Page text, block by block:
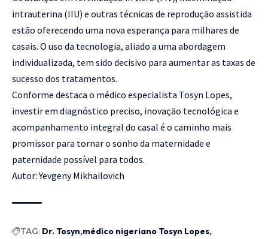
intrauterina (IIU) e outras técnicas de reprodução assistida
estão oferecendo uma nova esperança para milhares de
casais. O uso da tecnologia, aliado a uma abordagem
individualizada, tem sido decisivo para aumentar as taxas de
sucesso dos tratamentos.
Conforme destaca o médico especialista Tosyn Lopes,
investir em diagnóstico preciso, inovação tecnológica e
acompanhamento integral do casal é o caminho mais
promissor para tornar o sonho da maternidade e
paternidade possível para todos.
Autor:Yevgeny Mikhailovich
TAG: Dr. Tosyn médico nigeriano Tosyn Lopes